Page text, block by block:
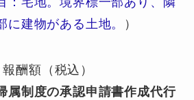
に建物がある土地。
）
報酬額（税込）
属制度の承認申請書作成代行